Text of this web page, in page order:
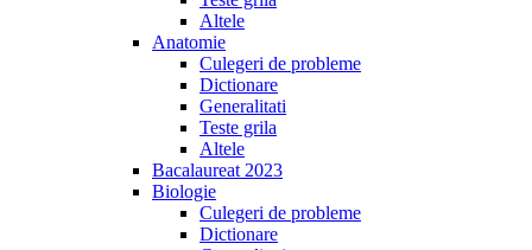
Altele
Anatomie
Culegeri de probleme
Dictionare
Generalitati
Teste grila
Altele
Bacalaureat 2023
Biologie
Culegeri de probleme
Dictionare